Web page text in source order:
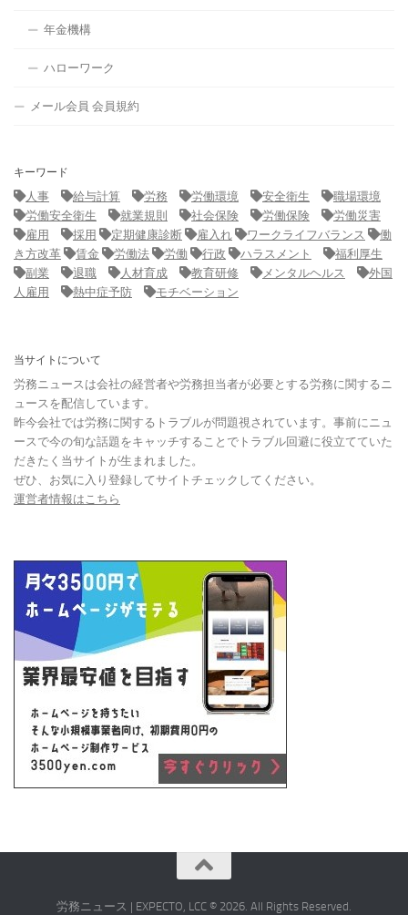
年金機構
ハローワーク
メール会員 会員規約
キーワード
人事
給与計算 労務 労働環境 安全衛生
職場環境
労働安全衛生
就業規則 社会保険 労働保険
労働災害
雇用
採用 定期健康診断 雇入れ ワークライフバランス
働
き方改革
賃金 労働法 労働 行政 ハラスメント
福利厚生
副業
退職 人材育成 教育研修 メンタルヘルス
外国
人雇用
熱中症予防 モチベーション
当サイトについて
労務ニュースは会社の経営者や労務担当者が必要とする労務に関するニ
ュースを配信しています。
昨今会社では労務に関するトラブルが問題視されています。事前にニュ
ースで今の旬な話題をキャッチすることでトラブル回避に役立てていた
だきたく当サイトが生まれました。
ぜひ、お気に入り登録してサイトチェックしてください。
運営者情報はこちら
労務ニュース | EXPECTO, LCC © 2026. All Rights Reserved.